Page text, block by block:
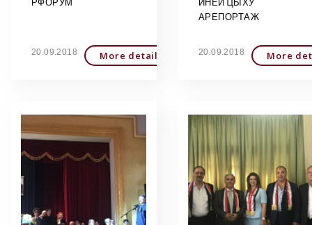
РФОРУМ
20.09.2018 More detailed
ИНЕИҴЫХУ
АРЕПОРТАЖ
20.09.2018 More